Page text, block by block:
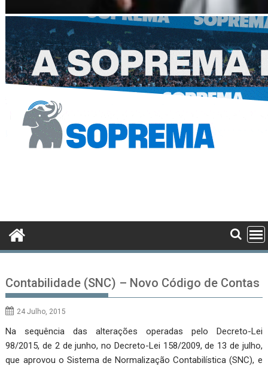
Contabilidade (SNC) – Novo Código de Contas
24 Julho, 2015
Na sequência das alterações operadas pelo Decreto-Lei
98/2015, de 2 de junho, no Decreto-Lei 158/2009, de 13 de julho,
que aprovou o Sistema de Normalização Contabilística (SNC), e